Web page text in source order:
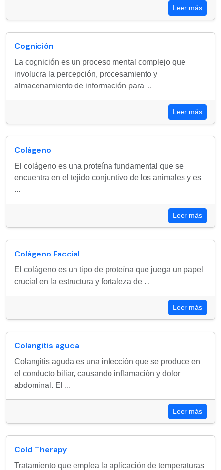
Leer más
Cognición
La cognición es un proceso mental complejo que
involucra la percepción, procesamiento y
almacenamiento de información para ...
Leer más
Colágeno
El colágeno es una proteína fundamental que se
encuentra en el tejido conjuntivo de los animales y es
...
Leer más
Colágeno Faccial
El colágeno es un tipo de proteína que juega un papel
crucial en la estructura y fortaleza de ...
Leer más
Colangitis aguda
Colangitis aguda es una infección que se produce en
el conducto biliar, causando inflamación y dolor
abdominal. El ...
Leer más
Cold Therapy
Tratamiento que emplea la aplicación de temperaturas